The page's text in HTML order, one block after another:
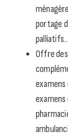
portage
Offre
examens